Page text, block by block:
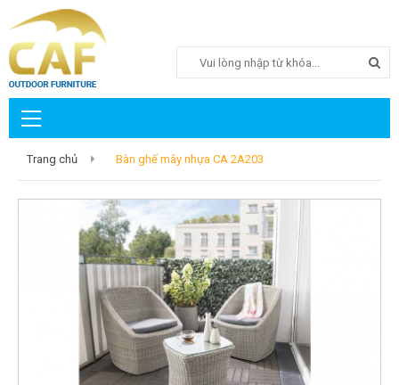
Trang chủ Bàn ghế mây nhựa CA 2A203